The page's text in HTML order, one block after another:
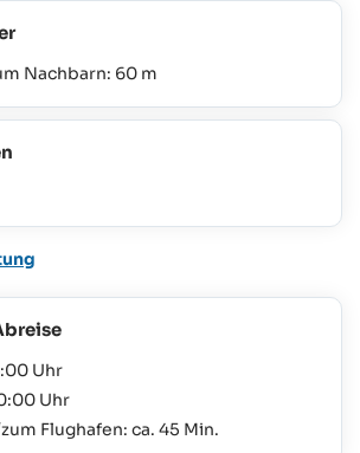
Nachbarn: 60 m
Uhr
Uhr
Flughafen: ca. 45 Min.